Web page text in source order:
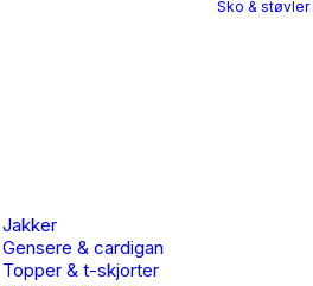
Jakker
Gensere & cardigan
Topper & t-skjorter
Sko & støvler